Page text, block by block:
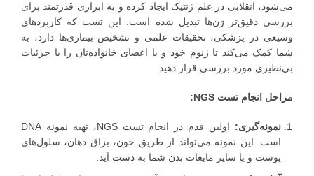
می‌شود، انقلابی در علم ژنتیک ایجاد کرده و به ابزاری قدرتمند برای
بررسی دقیق‌تر ژن‌ها تبدیل شده است. این تست که کاربردهای
وسیعی در پزشکی، تحقیقات علمی و تشخیص بیماری‌ها دارد، به
شما کمک می‌کند تا ژنوم خود و یا اعضای خانواده‌تان را با جزئیات
بی‌نظیری مورد بررسی قرار دهید.
مراحل انجام تست NGS:
نمونه‌گیری:
اولین قدم در انجام تست NGS، تهیه نمونه DNA
است. این نمونه می‌تواند از طریق خون، بزاق دهان، سلول‌های
پوست و یا سایر مایعات بدن شما به دست آید.